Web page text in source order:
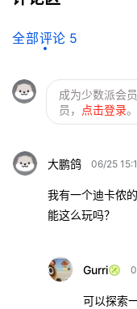
全部评论 5
成为少数派会
员，
点击登录。
大鹏鸽 06/25
我有一个迪卡侬
能这么玩吗？
Gurri
可以探索